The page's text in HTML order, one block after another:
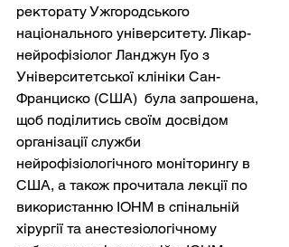
ректорату Ужгородського
національного університету. Лікар-
нейрофізіолог Ланджун Гуо з
Університетської клініки Сан-
Франциско (США)  була запрошена,
щоб поділитись своїм досвідом
організації служби
нейрофізіологічного моніторингу в
США, а також прочитала лекції по
використанню ІОНМ в спінальній
хірургії та анестезіологічному